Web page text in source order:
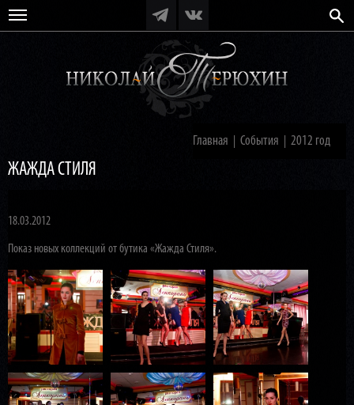
Главная События 2012 год
ЖАЖДА СТИЛЯ
18.03.2012
Показ новых коллекций от бутика «Жажда Стиля».